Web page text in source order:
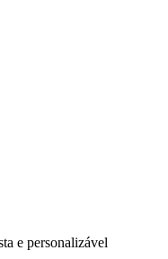
e personalizável